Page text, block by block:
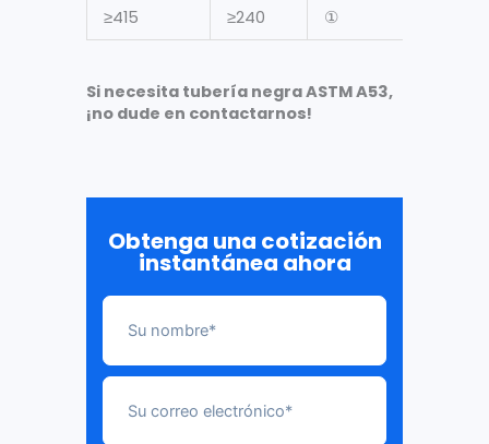
≥415 ≥240 ①
Si necesita tubería negra ASTM A53,
¡no dude en contactarnos!
Obtenga una cotización
instantánea ahora